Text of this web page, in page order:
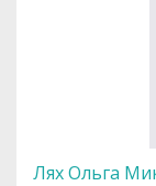
Лях Ольга